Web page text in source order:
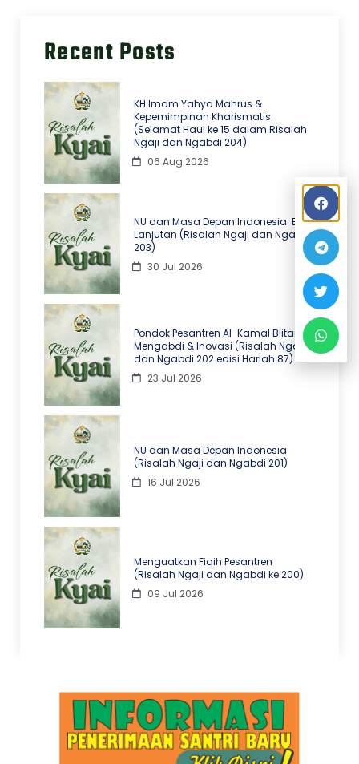
Recent Posts
KH Imam Yahya Mahrus &
Kepemimpinan Kharismatis
(Selamat Haul ke 15 dalam Risalah
Ngaji dan Ngabdi 204)
06 Aug 2026
NU dan Masa Depan Indonesia: Edisi
Lanjutan (Risalah Ngaji dan Ngabdi
203)
30 Jul 2026
Pondok Pesantren Al-Kamal Blitar
Mengabdi & Inovasi (Risalah Ngaji
dan Ngabdi 202 edisi Harlah 87)
23 Jul 2026
NU dan Masa Depan Indonesia
(Risalah Ngaji dan Ngabdi 201)
16 Jul 2026
Menguatkan Fiqih Pesantren
(Risalah Ngaji dan Ngabdi ke 200)
09 Jul 2026